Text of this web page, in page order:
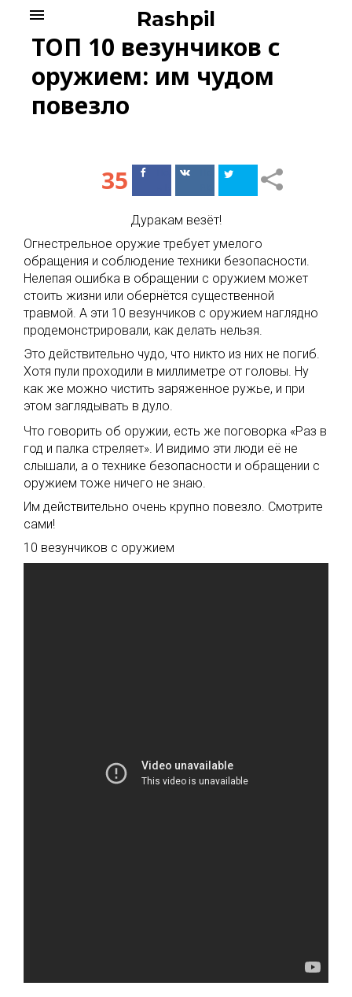
content
Rashpil
menu
ТОП 10 везунчиков с
оружием: им чудом
повезло
35
ПоделитьсяПоделиться
Дуракам везёт!
Огнестрельное оружие требует умелого
обращения и соблюдение техники безопасности.
Нелепая ошибка в обращении с оружием может
стоить жизни или обернётся существенной
травмой. А эти 10 везунчиков с оружием наглядно
продемонстрировали, как делать нельзя.
Это действительно чудо, что никто из них не погиб.
Хотя пули проходили в миллиметре от головы. Ну
как же можно чистить заряженное ружье, и при
этом заглядывать в дуло.
Что говорить об оружии, есть же поговорка «Раз в
год и палка стреляет». И видимо эти люди её не
слышали, а о технике безопасности и обращении с
оружием тоже ничего не знаю.
Им действительно очень крупно повезло. Смотрите
сами!
10 везунчиков с оружием